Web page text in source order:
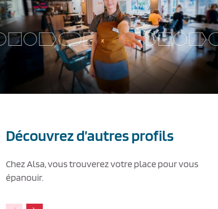
Découvrez d’autres profils
Chez Alsa, vous trouverez votre place pour vous
épanouir.